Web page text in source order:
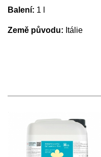
Balení: 1 l
Země původu: Itálie